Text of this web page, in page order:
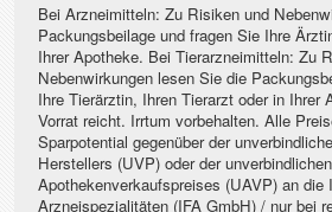
Bei Arzneimitteln: Zu Risiken und
Packungsbeilage und fragen Sie Ihre
Ihrer Apotheke. Bei Tierarzneimitteln: Zu
Nebenwirkungen lesen Sie die
Ihre Tierärztin, Ihren Tierarzt oder in Ihrer
Vorrat reicht. Irrtum vorbehalten. Alle
Sparpotential gegenüber der
Herstellers (UVP) oder der
Apothekenverkaufspreises (UAVP) an die
Arzneispezialitäten (IFA GmbH) / nur bei